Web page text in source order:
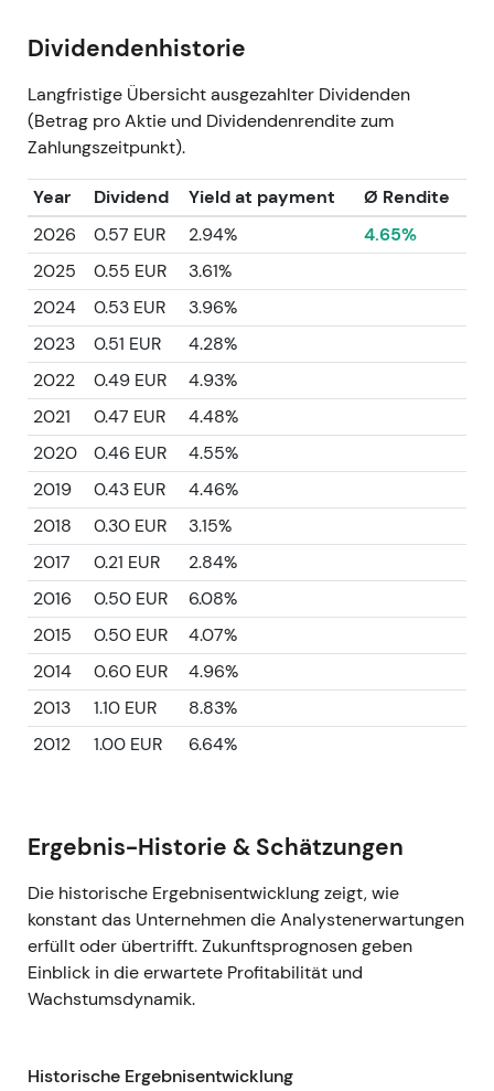
Dividendenhistorie
Langfristige Übersicht ausgezahlter Dividenden
(Betrag pro Aktie und Dividendenrendite zum
Zahlungszeitpunkt).
Year Dividend Yield at payment
Ø Rendite
2026
0.57 EUR 2.94%
4.65%
2025
0.55 EUR
3.61%
2024
0.53 EUR
3.96%
2023
0.51 EUR
4.28%
2022
0.49 EUR
4.93%
2021
0.47 EUR
4.48%
2020
0.46 EUR
4.55%
2019
0.43 EUR
4.46%
2018
0.30 EUR
3.15%
2017
0.21 EUR
2.84%
2016
0.50 EUR
6.08%
2015
0.50 EUR
4.07%
2014
0.60 EUR
4.96%
2013
1.10 EUR
8.83%
2012
1.00 EUR 6.64%
Ergebnis-Historie & Schätzungen
Die historische Ergebnisentwicklung zeigt, wie
konstant das Unternehmen die Analystenerwartungen
erfüllt oder übertrifft. Zukunftsprognosen geben
Einblick in die erwartete Profitabilität und
Wachstumsdynamik.
Historische Ergebnisentwicklung